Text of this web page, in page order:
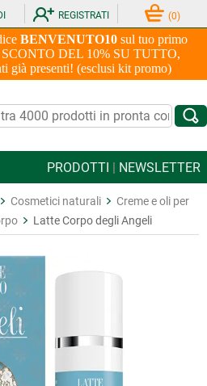
BENVENUTO10 sul tuo primo
DEL 10% SU TUTTO,
già presenti! (esclusi kit promo)
REGISTRATI (0)
PRODOTTI | NEWSLETTER
Cosmetici naturali
Creme e oli per
Latte Corpo degli Angeli